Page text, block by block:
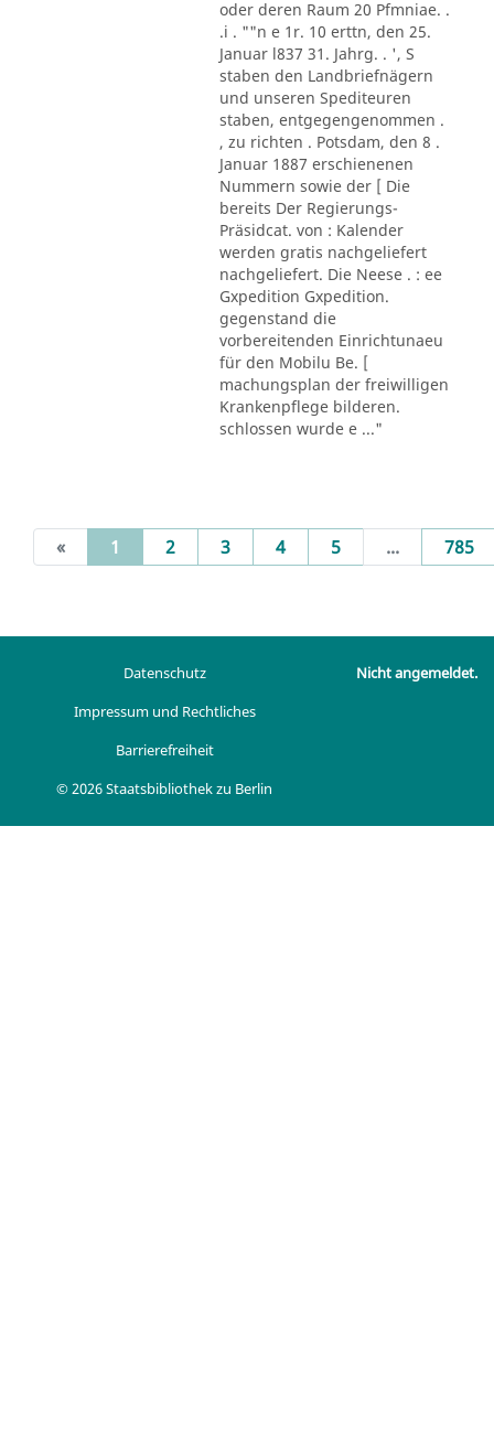
oder deren Raum 20 Pfmniae. .
.i . ""n e 1r. 10 erttn, den 25.
Januar l837 31. Jahrg. . ', S
staben den Landbriefnägern
und unseren Spediteuren
staben, entgegengenommen .
, zu richten . Potsdam, den 8 .
Januar 1887 erschienenen
Nummern sowie der [ Die
bereits Der Regierungs-
Präsidcat. von : Kalender
werden gratis nachgeliefert
nachgeliefert. Die Neese . : ee
Gxpedition Gxpedition.
gegenstand die
vorbereitenden Einrichtunaeu
für den Mobilu Be. [
machungsplan der freiwilligen
Krankenpflege bilderen.
schlossen wurde e ..."
« 1 (current)
2 3 4 5 ... 785
Datenschutz
Impressum und Rechtliches
Barrierefreiheit
© 2026 Staatsbibliothek zu Berlin
Nicht angemeldet.